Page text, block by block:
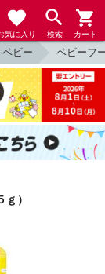
気に入り 検索 カート
ベビー ベビーフ
）